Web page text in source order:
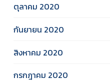
ตุลาคม 2020
กันยายน 2020
สิงหาคม 2020
กรกฎาคม 2020